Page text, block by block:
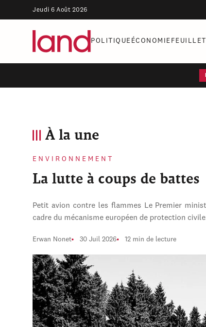
Jeudi 6 Août 2026
POLITIQUE ÉCONOMIE
À la une
ENVIRONNEMENT
La lutte à coups de battes
Petit avion contre les flammes Le Premier
cadre du mécanisme européen de protection
Erwan Nonet 30 Juil 2026 12 min de lecture